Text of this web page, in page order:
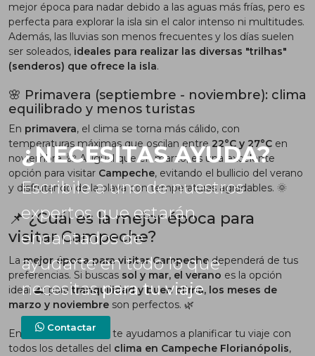
mejor época para nadar debido a las aguas más frías, pero es
perfecta para explorar la isla sin el calor intenso ni multitudes.
Además, las lluvias son menos frecuentes y los días suelen
ser soleados, ideales para realizar las diversas "trilhas"
(senderos) que ofrece la isla.
🌸 Primavera (septiembre - noviembre): clima
equilibrado y menos turistas
En primavera, el clima se torna más cálido, con
temperaturas máximas que oscilan entre22°C y 27°C en
noviembre. 🌺 Al igual que en marzo, es una excelente
opción para visitar Campeche, evitando el bullicio del verano
y disfrutando de la playa con temperaturas agradables. 🌞
📌 ¿Cuál es la mejor época para
visitar Campeche?
Lamejor época para visitar Campechedependerá de tus
preferencias. Si buscas sol y mar, el verano es la opción
ideal 🌊; paratranquilidad y buen clima, los meses de
marzo y noviembre son perfectos. 🌿
En paratuviaje.com
, te ayudamos a planificar tu viaje con
todos los detalles del clima en Campeche Florianópolis,
¿NECESITAS AYUDA?
Escribile a uno de nuestros
expertos que estarán
encantados de
ayudarte en todo lo que
necesitaspara tu viaje
Contactar